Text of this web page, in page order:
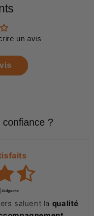
un avis
?
saluent la qualité